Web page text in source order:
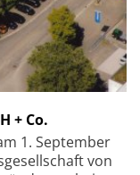
+ Co.
1. September
von